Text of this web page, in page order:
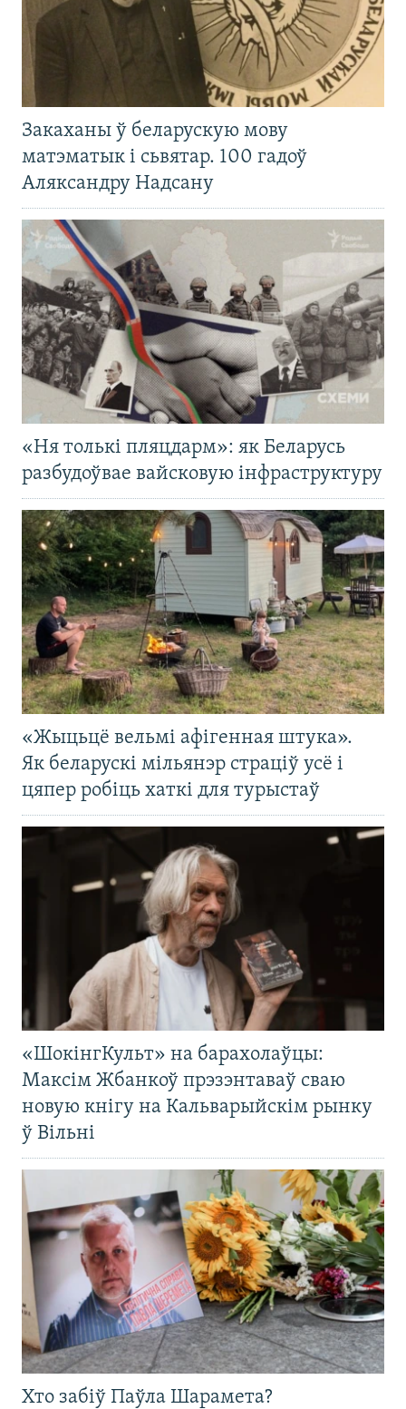
Закаханы ў беларускую мову
матэматык і сьвятар. 100 гадоў
Аляксандру Надсану
«Ня толькі пляцдарм»: як Беларусь
разбудоўвае вайсковую інфраструктуру
«Жыцьцё вельмі афігенная штука».
Як беларускі мільянэр страціў усё і
цяпер робіць хаткі для турыстаў
«ШокінгКульт» на барахолаўцы:
Максім Жбанкоў прэзэнтаваў сваю
новую кнігу на Кальварыйскім рынку
ў Вільні
Хто забіў Паўла Шарамета?